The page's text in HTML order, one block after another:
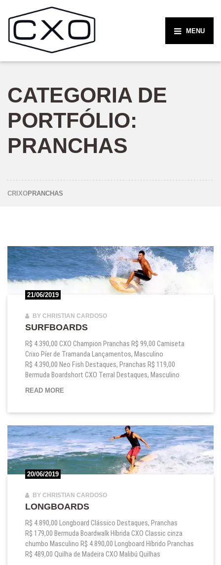
MENU
CATEGORIA DE
PORTFÓLIO:
PRANCHAS
CRIXOPRANCHAS
21/06/2019
BY CHRISTIAN CARDOSO
SURFBOARDS
R$ 4.390,00 CXO Champion Pranchas R$ 99,00 Camiseta
Crixo Píer de Tramanda Lançamentos, Masculino
R$ 4.390,00 Neo Fish Destaques, Pranchas R$ 119,00
Bermuda Boardshort CXO Terral Destaques, Masculino
READ MORESURFBOARDS
20/06/2019
BY CHRISTIAN CARDOSO
LONGBOARDS
R$ 4.890,00 Longboard Clássico Destaques, Pranchas
R$ 179,00 Bermuda Boardwalk Híbrida CXO Classic cinza
chumbo Masculino R$ 4.890,00 Longboard Híbrido Pranchas
R$ 489,00 Quilha de Madeira CXO Malibú Quilhas